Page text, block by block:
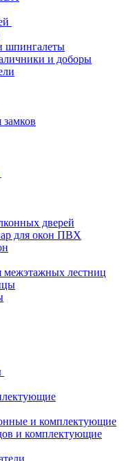
шпингалеты
и доборы
дверей
для окон ПВХ
лестниц
и комплектующие
и комплектующие